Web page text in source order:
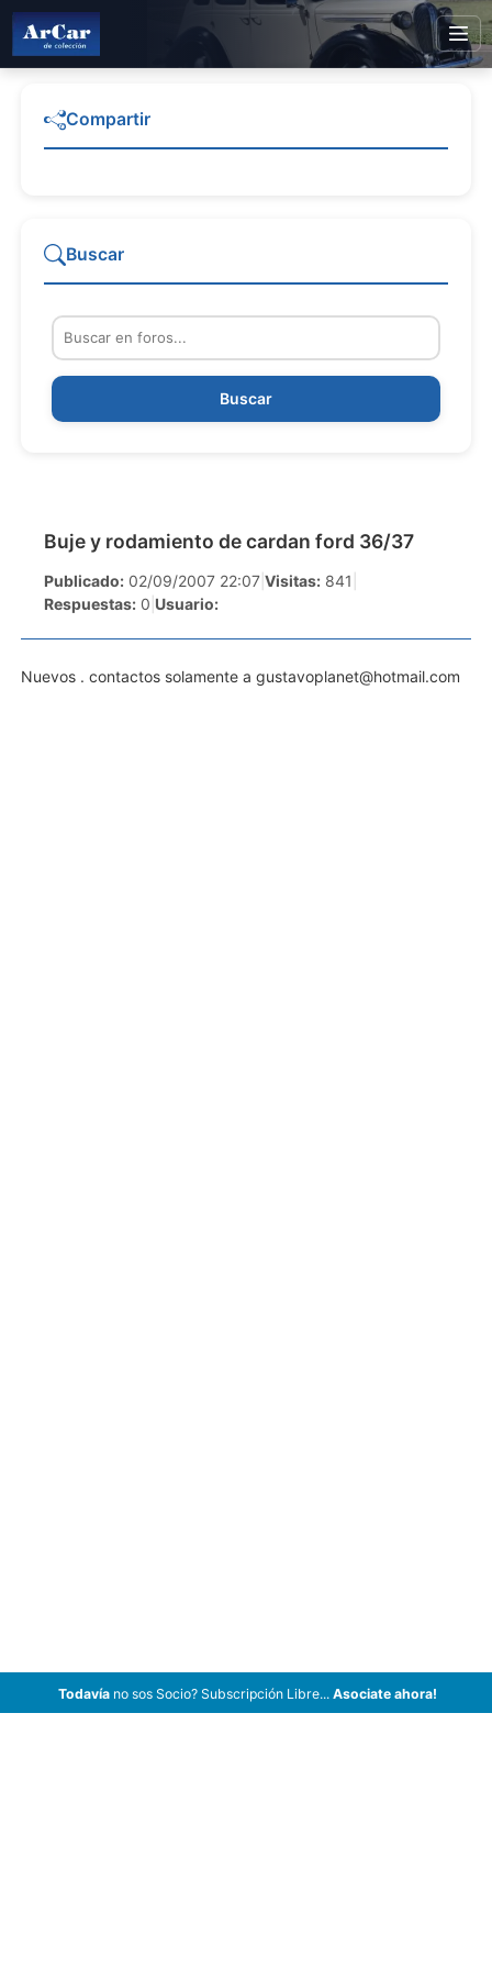
Buje y rodamiento de cardan ford 36/37
Publicado: 02/09/2007 22:07 Visitas: 841
Respuestas: 0 Usuario:
Nuevos . contactos solamente a gustavoplanet@hotmail.com
Compartir
Buscar
Buscar
Todavíano sos Socio? Subscripción Libre... Asociate ahora!